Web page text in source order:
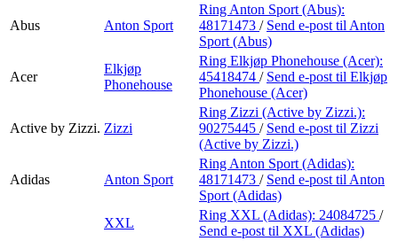
Abus Anton Sport
Ring Anton Sport (Abus):
48171473 / Send e-post til Anton
Sport (Abus)
Acer
Elkjøp
Phonehouse
Ring Elkjøp Phonehouse (Acer):
45418474 / Send e-post til Elkjøp
Phonehouse (Acer)
Active by Zizzi. Zizzi
Ring Zizzi (Active by Zizzi.):
90275445 / Send e-post til Zizzi
(Active by Zizzi.)
Adidas Anton Sport
Ring Anton Sport (Adidas):
48171473 / Send e-post til Anton
Sport (Adidas)
XXL
Ring XXL (Adidas): 24084725 /
Send e-post til XXL (Adidas)